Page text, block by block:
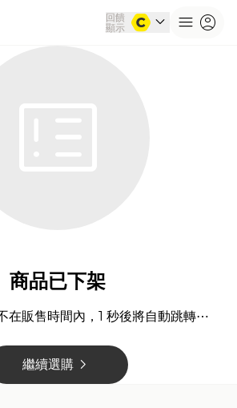
回饋
顯示
expand_more menu account_circle
商品已下架
在販售時間內，1 秒後將自動跳轉⋯
繼續選購 chevron_right